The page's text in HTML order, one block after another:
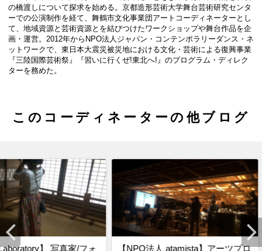
の橋渡しについて探求を始める。京都造形芸術大学舞台芸術研究センタ
ーでの公演制作を経て、舞鶴市文化事業団アートコーディネーターとし
て、地域資源と芸術資源とを結びつけたワークショップや舞台作品を企
画・運営。2012年からNPO法人ジャパン・コンテンポラリーダンス・ネ
ットワークで、東日本大震災被災地における文化・芸術による復興事業
『三陸国際芸術祭』『習いに行くぜ!東北へ!』のプログラム・ディレク
ターを務めた。
このコーディネーターの他ブログ
真家/フォ
【NPO法人 atamista】アーツプロ
【Scale